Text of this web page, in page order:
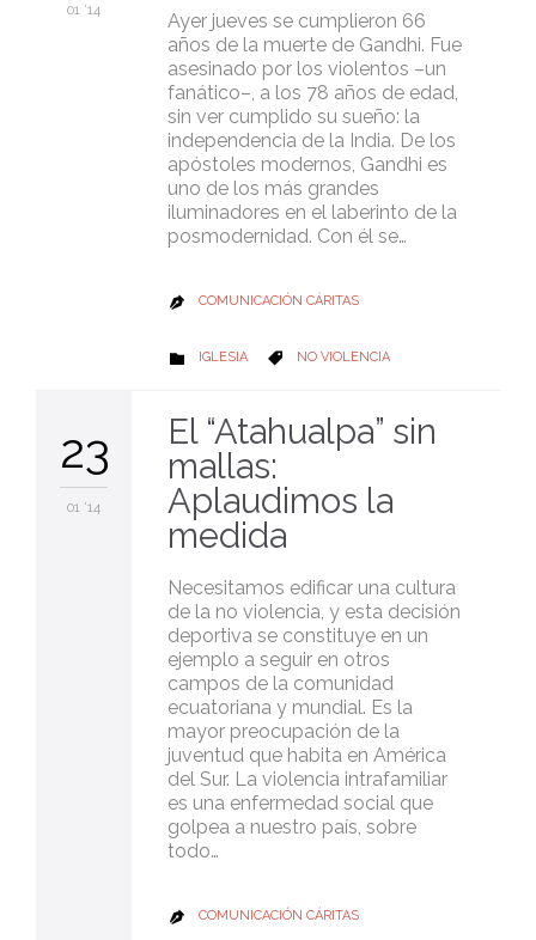
01 '14
Ayer jueves se cumplieron 66
años de la muerte de Gandhi. Fue
asesinado por los violentos –un
fanático–, a los 78 años de edad,
sin ver cumplido su sueño: la
independencia de la India. De los
apóstoles modernos, Gandhi es
uno de los más grandes
iluminadores en el laberinto de la
posmodernidad. Con él se…
 COMUNICACIÓN CÁRITAS
 CATEGORY
IGLESIA  CATEGORY
NO VIOLENCIA
23
01 '14
El “Atahualpa” sin
mallas:
Aplaudimos la
medida
Necesitamos edificar una cultura
de la no violencia, y esta decisión
deportiva se constituye en un
ejemplo a seguir en otros
campos de la comunidad
ecuatoriana y mundial. Es la
mayor preocupación de la
juventud que habita en América
del Sur. La violencia intrafamiliar
es una enfermedad social que
golpea a nuestro país, sobre
todo…
 COMUNICACIÓN CÁRITAS